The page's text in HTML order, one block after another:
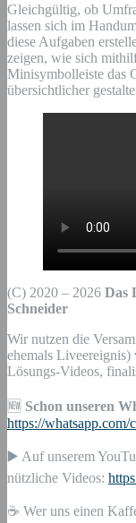
Gleichgültig, ob
lassen sich im
diese Aufgaben
zeigen, wie sich
Minisymbolleiste das
übersichtlicher
(C) 2020 – 2026 Das
Schneider
Wir nutzen die
ehemals
Lösungs-Videos,
🆕 Schon unseren
https://
▶️ Auf unserem
nützliche Videos:
☕ Wer uns einen